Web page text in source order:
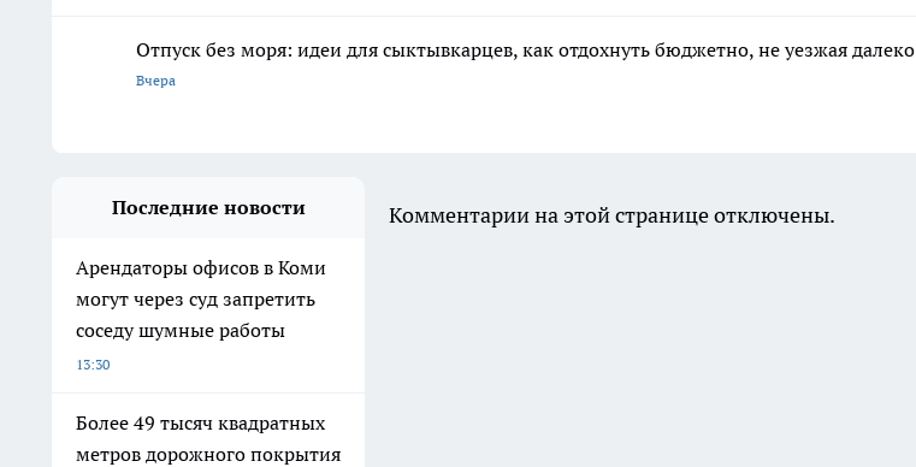
Отпуск без моря: идеи для сыктывкарцев, как отдохнуть бюджетно, не уезжая далеко
Вчера
Последние новости
Арендаторы офисов в Коми
могут через суд запретить
соседу шумные работы
13:30
Более 49 тысяч квадратных
метров дорожного покрытия
Комментарии на этой странице отключены.